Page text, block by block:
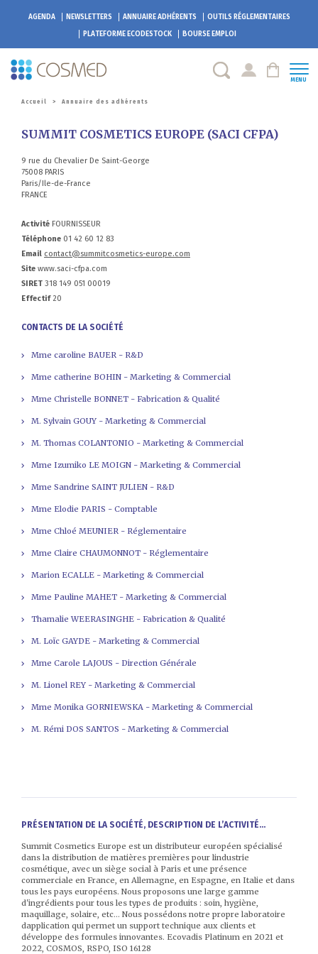
AGENDA NEWSLETTERS ANNUAIRE ADHÉRENTS
OUTILS RÉGLEMENTAIRES
PLATEFORMEECODESTOCK BOURSE EMPLOI
MENU
Accueil > Annuaire des adhérents
SUMMIT COSMETICS EUROPE (SACI CFPA)
9 rue du Chevalier De Saint-George
75008 PARIS
Paris/Ile-de-France
FRANCE
Activité FOURNISSEUR
Téléphone 01 42 60 12 83
Email contact@summitcosmetics-europe.com
Site www.saci-cfpa.com
SIRET 318 149 051 00019
Effectif20
CONTACTS DE LA SOCIÉTÉ
Mme caroline BAUER - R&D
Mme catherine BOHIN - Marketing & Commercial
Mme Christelle BONNET - Fabrication & Qualité
M. Sylvain GOUY - Marketing & Commercial
M. Thomas COLANTONIO - Marketing & Commercial
Mme Izumiko LE MOIGN - Marketing & Commercial
Mme Sandrine SAINT JULIEN - R&D
Mme Elodie PARIS - Comptable
Mme Chloé MEUNIER - Réglementaire
Mme Claire CHAUMONNOT - Réglementaire
Marion ECALLE - Marketing & Commercial
Mme Pauline MAHET - Marketing & Commercial
Thamalie WEERASINGHE - Fabrication & Qualité
M. Loïc GAYDE - Marketing & Commercial
Mme Carole LAJOUS - Direction Générale
M. Lionel REY - Marketing & Commercial
Mme Monika GORNIEWSKA - Marketing & Commercial
M. Rémi DOS SANTOS - Marketing & Commercial
PRÉSENTATION DE LA SOCIÉTÉ, DESCRIPTION DE L’ACTIVITÉ...
Summit Cosmetics Europe est un distributeur européen spécialisé
dans la distribution de matières premières pour lindustrie
cosmétique, avec un siège social à Paris et une présence
commerciale en France, en Allemagne, en Espagne, en Italie et dans
tous les pays européens. Nous proposons une large gamme
d'ingrédients pour tous les types de produits : soin, hygiène,
maquillage, solaire, etc... Nous possédons notre propre laboratoire
dapplication qui permet un support technique aux clients et
développe des formules innovantes. Ecovadis Platinum en 2021 et
2022, COSMOS, RSPO, ISO 16128